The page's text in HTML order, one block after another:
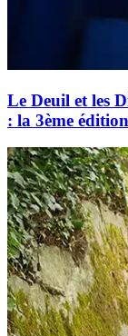
Le Deuil et les
: la 3ème